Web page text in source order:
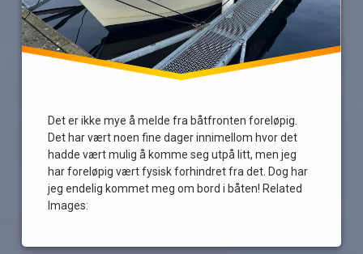
Det er ikke mye å melde fra båtfronten foreløpig.
Det har vært noen fine dager innimellom hvor det
hadde vært mulig å komme seg utpå litt, men jeg
har foreløpig vært fysisk forhindret fra det. Dog har
jeg endelig kommet meg om bord i båten! Related
Images: